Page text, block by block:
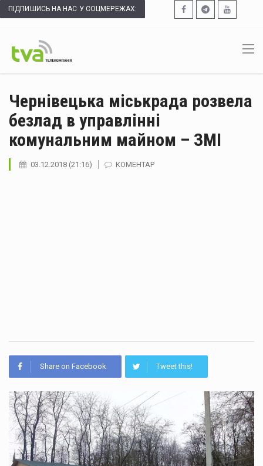
ПІДПИШИСЬ НА НАС У СОЦМЕРЕЖАХ:
Чернівецька міськрада розвела
безлад в управлінні
комунальним майном – ЗМІ
03.12.2018 (21:16) КОМЕНТАР
Share on Facebook Tweet this!